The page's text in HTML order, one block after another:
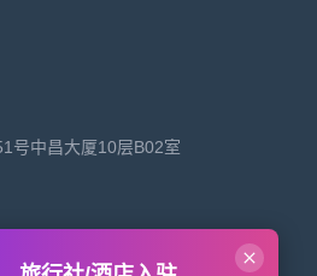
号中昌大厦10层B02室